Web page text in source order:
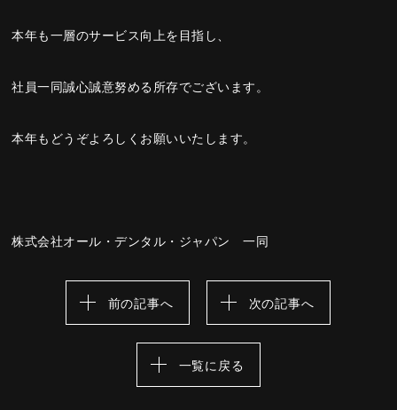
本年も一層のサービス向上を目指し、
社員一同誠心誠意努める所存でございます。
本年もどうぞよろしくお願いいたします。
株式会社オール・デンタル・ジャパン 一同
前の記事へ 次の記事へ
一覧に戻る